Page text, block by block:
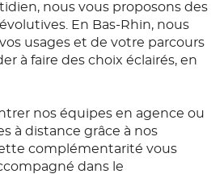
nous vous proposons des
En Bas-Rhin, nous
usages et de votre parcours
à faire des choix éclairés, en
nos équipes en agence ou
à distance grâce à nos
complémentarité vous
dans le